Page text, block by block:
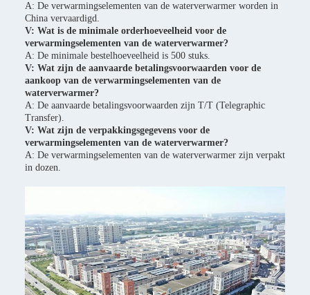
A: De verwarmingselementen van de waterverwarmer worden in
China vervaardigd.
V: Wat is de minimale orderhoeveelheid voor de
verwarmingselementen van de waterverwarmer?
A: De minimale bestelhoeveelheid is 500 stuks.
V: Wat zijn de aanvaarde betalingsvoorwaarden voor de
aankoop van de verwarmingselementen van de
waterverwarmer?
A: De aanvaarde betalingsvoorwaarden zijn T/T (Telegraphic
Transfer).
V: Wat zijn de verpakkingsgegevens voor de
verwarmingselementen van de waterverwarmer?
A: De verwarmingselementen van de waterverwarmer zijn verpakt
in dozen.